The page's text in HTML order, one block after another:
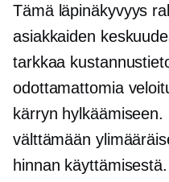
Tämä läpinäkyvyys
asiakkaiden
tarkkaa
odottamattomia
kärryn
välttämään
hinnan käyttämisestä.